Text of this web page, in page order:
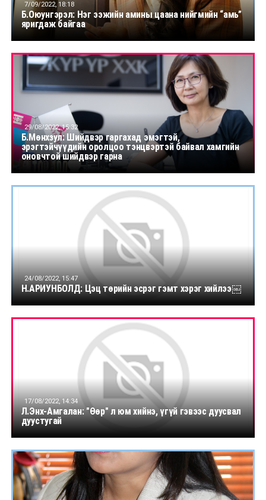
7/09/2022, 18:18
Б.Оюунгэрэл: Нэг ээжийн амины цаана нийгмийн “амь”
яригдаж байгаа
29/08/2022, 15:32
Б.Мөнхзул: Шийдвэр гаргахад эмэгтэй,
эрэгтэйчүүдийн оролцоо тэнцвэртэй байвал хамгийн
оновчтой шийдвэр гарна
24/08/2022, 15:47
Н.АРИУНБОЛД: Цэц төрийн эсрэг гэмт хэрэг хийлээ￼
17/08/2022, 14:34
Л.Энх-Амгалан: "Өөр" л юм хийнэ, үгүй гэвээс дуусвал
дуустугай